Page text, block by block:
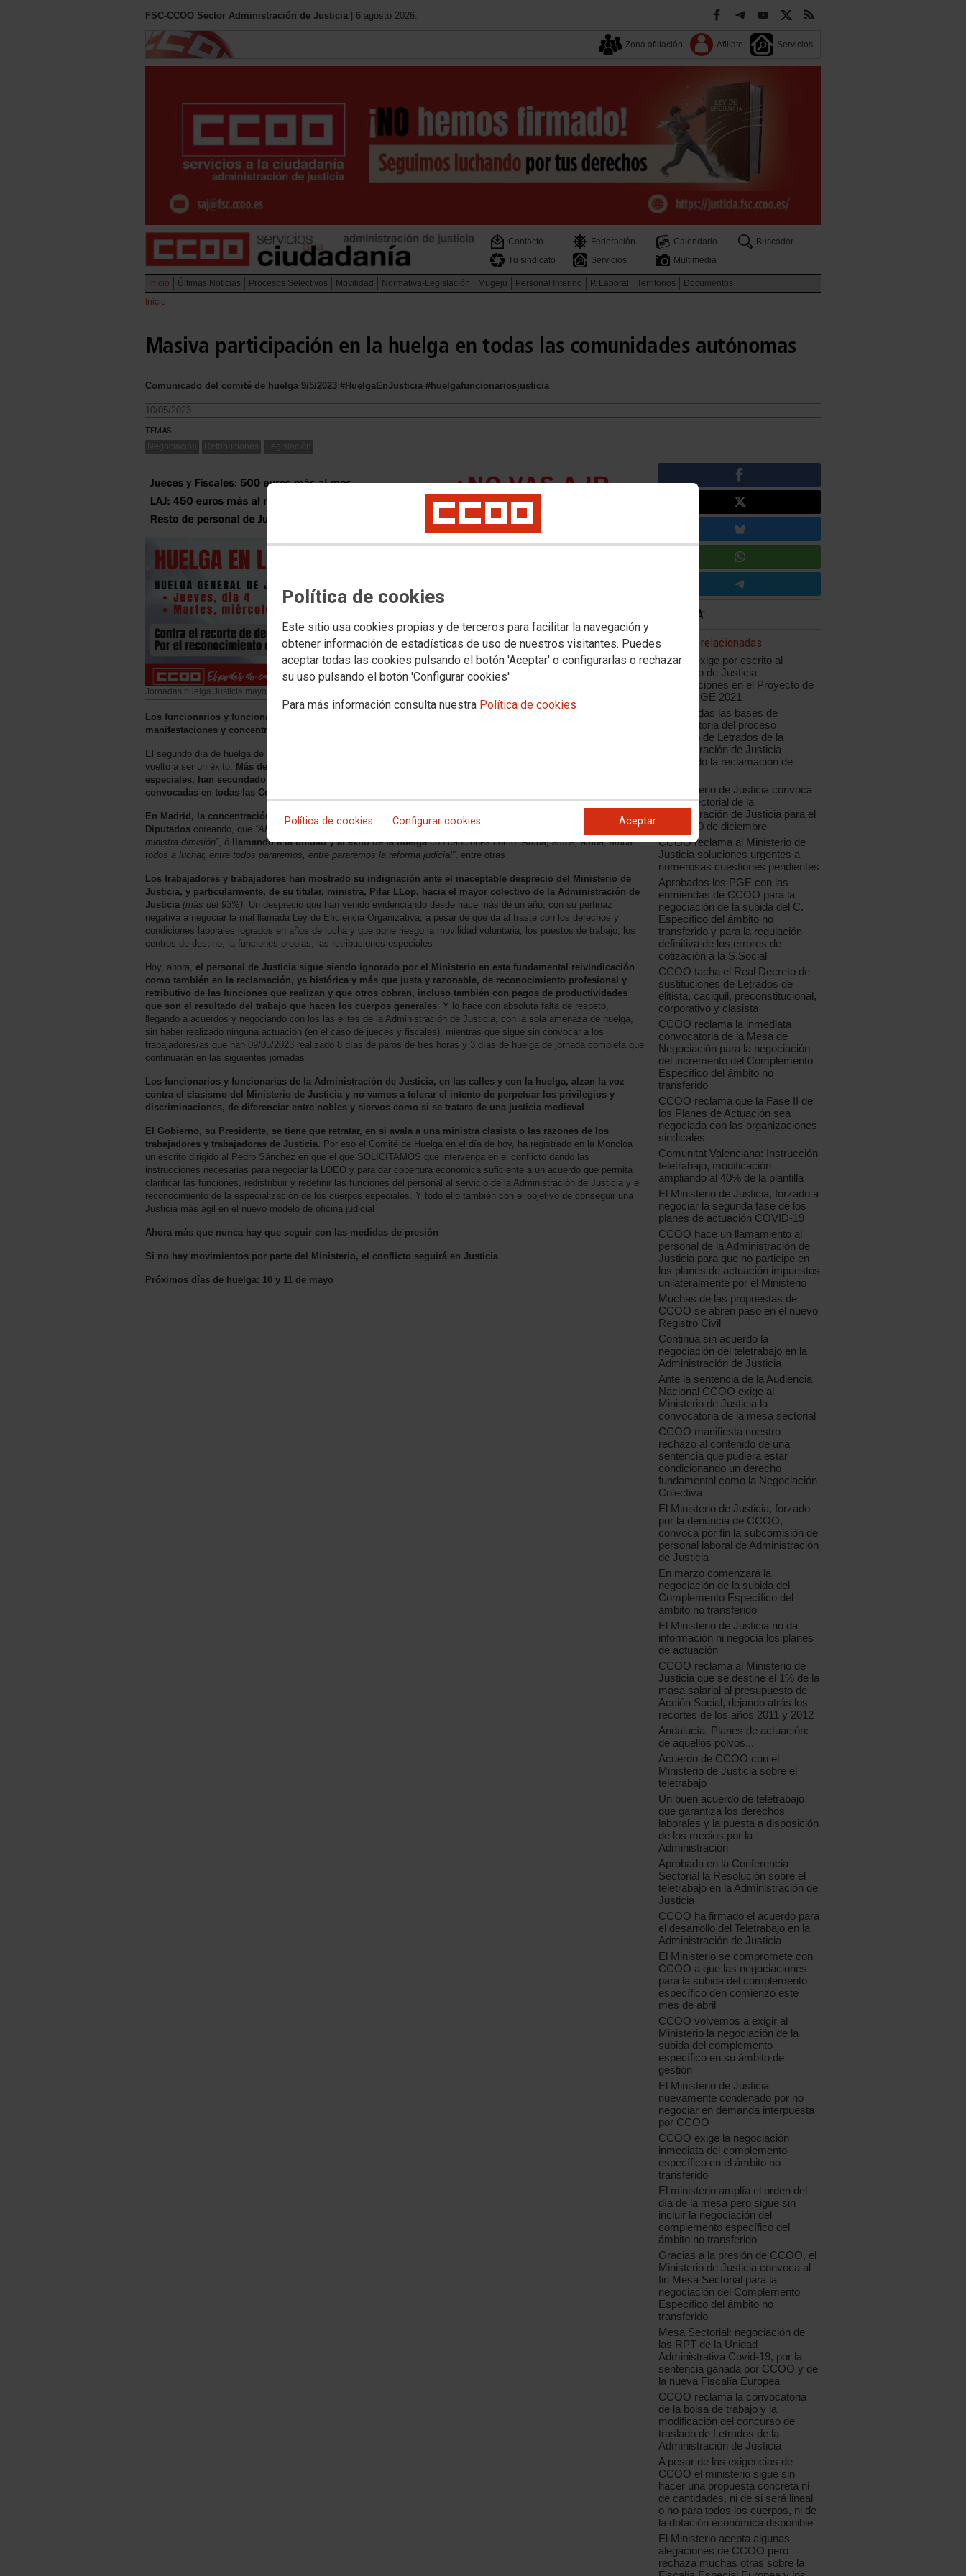
Política de cookies
Este sitio usa cookies propias y de terceros para facilitar la navegación y
obtener información de estadísticas de uso de nuestros visitantes. Puedes
aceptar todas las cookies pulsando el botón 'Aceptar' o configurarlas o rechazar
su uso pulsando el botón 'Configurar cookies'
Para más información consulta nuestra Política de cookies
Política de cookies Configurar cookies Aceptar
FSC-CCOO Sector Administración de Justicia | 6 agosto 2026.
Zona afiliación Afiliate Servicios
Contacto Federación Calendario
Buscador
Tu sindicato
Servicios Multimedia
Inicio Últimas Noticias Procesos Selectivos Movilidad Normativa-Legislación Mugeju Personal Interino P. Laboral Territorios
Documentos
Inicio
Masiva participación en la huelga en todas las comunidades autónomas
Comunicado del comité de huelga 9/5/2023 #HuelgaEnJusticia #huelgafuncionariosjusticia
10/05/2023.
TEMAS
Negociación Retribuciones Legislación
Jornadas huelga Justicia mayo
Los funcionarios y funcionarias de justicia vuelven a secundar masivamente la huelga y a participar en las
manifestaciones y concentraciones convocadas
El segundo día de huelga de jornada completa de los funcionarios y funcionarias de la Administración de Justicia, ha
vuelto a ser un éxito. Más del 85% de los trabajadores y trabajadoras que conforman los cuerpos generales y
especiales, han secundado la huelga y miles han participado en las manifestaciones y concentraciones
convocadas en todas las Comunidades Autónomas
En Madrid, la concentración, muy reivindicativa y participativa, se ha llevado a cabo ante el Congreso de los
Diputados coreando, que “AHORA SÍ, está en justicia en huelga”,”Eo” eo, abajo con la LEO”, “si no hay negociación,
ministra dimisión”, ó llamando a la unidad y al éxito de la huelgacon canciones como“Arriba, arriba, arriba, arriba
todos a luchar, entre todos pararemos, entre pararemos la reforma judicial”, entre otras
Los trabajadores y trabajadores han mostrado su indignación ante el inaceptable desprecio del Ministerio de
Justicia, y particularmente, de su titular, ministra, Pilar LLop, hacia el mayor colectivo de la Administración de
Justicia (más del 93%). Un desprecio que han venido evidenciando desde hace más de un año, con su pertinaz
negativa a negociar la mal llamada Ley de Eficiencia Organizativa, a pesar de que da al traste con los derechos y
condiciones laborales logrados en años de lucha y que pone riesgo la movilidad voluntaria, los puestos de trabajo, los
centros de destino, la funciones propias, las retribuciones especiales
Hoy, ahora, el personal de Justicia sigue siendo ignorado por el Ministerio en esta fundamental reivindicación
como también en la reclamación, ya histórica y más que justa y razonable, de reconocimiento profesional y
retributivo de las funciones que realizan y que otros cobran, incluso también con pagos de productividades
que son el resultado del trabajo que hacen los cuerpos generales. Y lo hace con absoluta falta de respeto,
llegando a acuerdos y negociando con los las élites de la Administración de Justicia, con la sola amenaza de huelga,
sin haber realizado ninguna actuación (en el caso de jueces y fiscales), mientras que sigue sin convocar a los
trabajadores/as que han 09/05/2023 realizado 8 días de paros de tres horas y 3 días de huelga de jornada completa que
continuarán en las siguientes jornadas
Los funcionarios y funcionarias de la Administración de Justicia, en las calles y con la huelga, alzan la voz
contra el clasismo del Ministerio de Justicia y no vamos a tolerar el intento de perpetuar los privilegios y
discriminaciones, de diferenciar entre nobles y siervos como si se tratara de una justicia medieval
El Gobierno, su Presidente, se tiene que retratar, en si avala a una ministra clasista o las razones de los
trabajadores y trabajadoras de Justicia. Por eso el Comité de Huelga en el día de hoy, ha registrado en la Moncloa
un escrito dirigido al Pedro Sánchez en que el que SOLICITAMOS que intervenga en el conflicto dando las
instrucciones necesarias para negociar la LOEO y para dar cobertura económica suficiente a un acuerdo que permita
clarificar las funciones, redistribuir y redefinir las funciones del personal al servicio de la Administración de Justicia y el
reconocimiento de la especialización de los cuerpos especiales. Y todo ello también con el objetivo de conseguir una
Justicia más ágil en el nuevo modelo de oficina judicial
Ahora más que nunca hay que seguir con las medidas de presión
Si no hay movimientos por parte del Ministerio, el conflicto seguirá en Justicia
Próximos días de huelga: 10 y 11 de mayo
Noticias relacionadas
CCOO exige por escrito al
Ministerio de Justicia
modificaciones en el Proyecto de
Ley de PGE 2021
Modificadas las bases de
convocatoria del proceso
selectivo de Letrados de la
Administración de Justicia
aceptando la reclamación de
El Ministerio de Justicia convoca
Mesa Sectorial de la
Administración de Justicia para el
jueves 10 de diciembre
CCOO reclama al Ministerio de
Justicia soluciones urgentes a
numerosas cuestiones pendientes
Aprobados los PGE con las
enmiendas de CCOO para la
negociación de la subida del C.
Específico del ámbito no
transferido y para la regulación
definitiva de los errores de
cotización a la S.Social
CCOO tacha el Real Decreto de
sustituciones de Letrados de
elitista, caciquil, preconstitucional,
corporativo y clasista
CCOO reclama la inmediata
convocatoria de la Mesa de
Negociación para la negociación
del incremento del Complemento
Específico del ámbito no
transferido
CCOO reclama que la Fase II de
los Planes de Actuación sea
negociada con las organizaciones
sindicales
Comunitat Valenciana: Instrucción
teletrabajo, modificación
ampliando al 40% de la plantilla
El Ministerio de Justicia, forzado a
negociar la segunda fase de los
planes de actuación COVID-19
CCOO hace un llamamiento al
personal de la Administración de
Justicia para que no participe en
los planes de actuación impuestos
unilateralmente por el Ministerio
Muchas de las propuestas de
CCOO se abren paso en el nuevo
Registro Civil
Continúa sin acuerdo la
negociación del teletrabajo en la
Administración de Justicia
Ante la sentencia de la Audiencia
Nacional CCOO exige al
Ministerio de Justicia la
convocatoria de la mesa sectorial
CCOO manifiesta nuestro
rechazo al contenido de una
sentencia que pudiera estar
condicionando un derecho
fundamental como la Negociación
Colectiva
El Ministerio de Justicia, forzado
por la denuncia de CCOO,
convoca por fin la subcomisión de
personal laboral de Administración
de Justicia
En marzo comenzará la
negociación de la subida del
Complemento Específico del
ámbito no transferido
El Ministerio de Justicia no da
información ni negocia los planes
de actuación
CCOO reclama al Ministerio de
Justicia que se destine el 1% de la
masa salarial al presupuesto de
Acción Social, dejando atrás los
recortes de los años 2011 y 2012
Andalucía. Planes de actuación:
de aquellos polvos...
Acuerdo de CCOO con el
Ministerio de Justicia sobre el
teletrabajo
Un buen acuerdo de teletrabajo
que garantiza los derechos
laborales y la puesta a disposición
de los medios por la
Administración
Aprobada en la Conferencia
Sectorial la Resolución sobre el
teletrabajo en la Administración de
Justicia
CCOO ha firmado el acuerdo para
el desarrollo del Teletrabajo en la
Administración de Justicia
El Ministerio se compromete con
CCOO a que las negociaciones
para la subida del complemento
específico den comienzo este
mes de abril
CCOO volvemos a exigir al
Ministerio la negociación de la
subida del complemento
específico en su ámbito de
gestión
El Ministerio de Justicia
nuevamente condenado por no
negociar en demanda interpuesta
por CCOO
CCOO exige la negociación
inmediata del complemento
específico en el ámbito no
transferido
El ministerio amplía el orden del
día de la mesa pero sigue sin
incluir la negociación del
complemento específico del
ámbito no transferido
Gracias a la presión de CCOO, el
Ministerio de Justicia convoca al
fin Mesa Sectorial para la
negociación del Complemento
Específico del ámbito no
transferido
Mesa Sectorial: negociación de
las RPT de la Unidad
Administrativa Covid-19, por la
sentencia ganada por CCOO y de
la nueva Fiscalía Europea
CCOO reclama la convocatoria
de la bolsa de trabajo y la
modificación del concurso de
traslado de Letrados de la
Administración de Justicia
A pesar de las exigencias de
CCOO el ministerio sigue sin
hacer una propuesta concreta ni
de cantidades, ni de si será lineal
o no para todos los cuerpos, ni de
la dotación económica disponible
El Ministerio acepta algunas
alegaciones de CCOO pero
rechaza muchas otras sobre la